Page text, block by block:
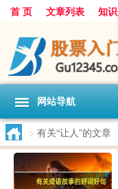
首 页 文章列表 知
网站导航
> 有关“让人”的文章